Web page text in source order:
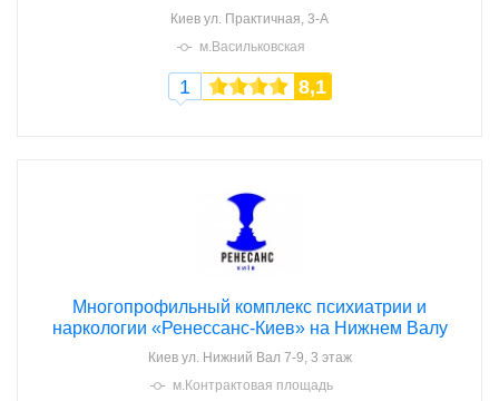
Киев ул. Практичная, 3-А
м.Васильковская
1 8,1
Многопрофильный комплекс психиатрии и
наркологии «Ренессанс-Киев» на Нижнем Валу
Киев ул. Нижний Вал 7-9, 3 этаж
м.Контрактовая площадь